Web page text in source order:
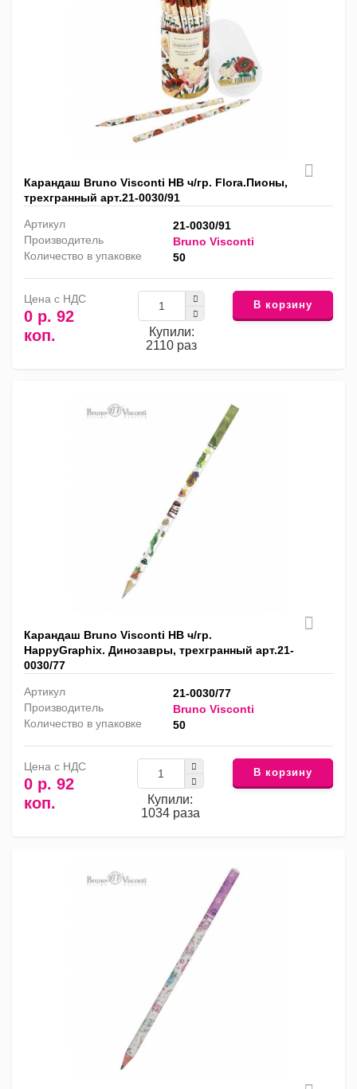
Карандаш Bruno Visconti HB ч/гр. Flora.Пионы,
трехгранный арт.21-0030/91
Артикул
21-0030/91
Производитель
Bruno Visconti
Количество в упаковке
50
Цена с НДС
0 р. 92
коп.
Купили:
2110 раз
В корзину
Карандаш Bruno Visconti HB ч/гр.
HappyGraphix. Динозавры, трехгранный арт.21-
0030/77
Артикул
21-0030/77
Производитель
Bruno Visconti
Количество в упаковке
50
Цена с НДС
0 р. 92
коп.
Купили:
1034 раза
В корзину